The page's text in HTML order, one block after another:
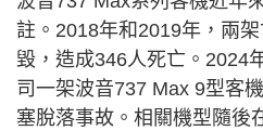
註。2018年和2019年，兩
毀，造成346人死亡。2024
司一架波音737 Max 9型客
塞脫落事故。相關機型隨後